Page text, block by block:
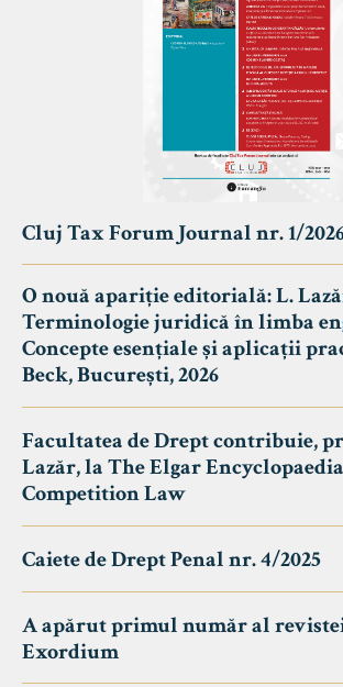
Cluj Tax Forum Journal nr. 1/
O nouă apariție editorială: L.
Terminologie juridică în limba
Concepte esențiale și aplicații
Beck, București, 2026
Facultatea de Drept contribuie,
Lazăr, la The Elgar
Competition Law
Caiete de Drept Penal nr. 4/2025
A apărut primul număr al
Exordium